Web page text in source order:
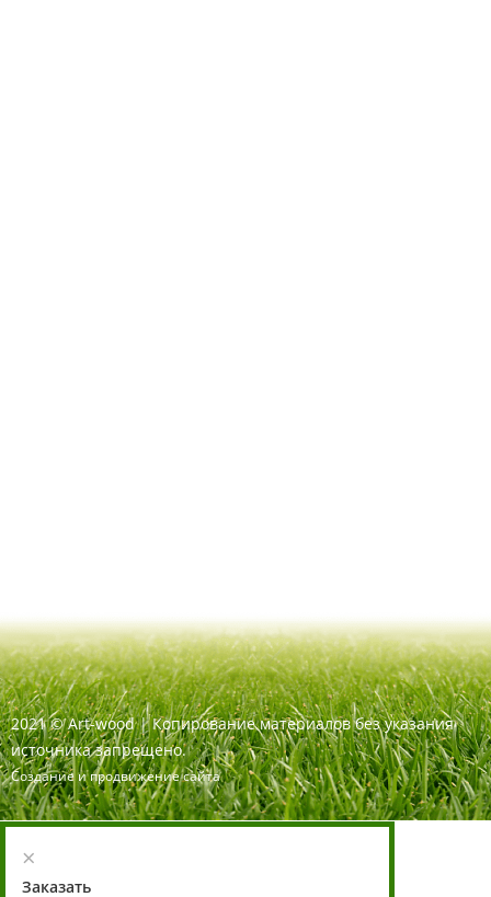
2021 ©Art-wood |Копирование материалов без указания
источника запрещено.
Создание и продвижение сайта
×
Заказать